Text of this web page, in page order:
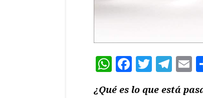
WhatsApp
¿Qué es lo que está